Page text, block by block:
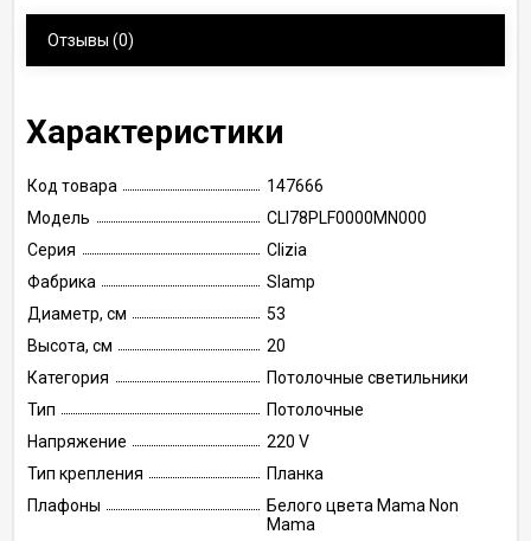
Отзывы (0)
Характеристики
Код товара
147666
Модель
CLI78PLF0000MN000
Серия
Clizia
Фабрика
Slamp
Диаметр, см
53
Высота, см
20
Категория
Потолочные светильники
Тип
Потолочные
Напряжение
220 V
Тип крепления
Планка
Плафоны
Белого цвета Mama Non
Mama